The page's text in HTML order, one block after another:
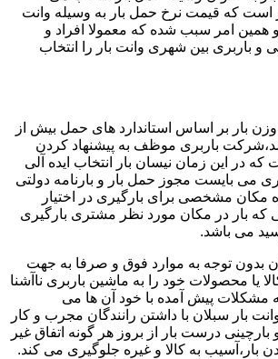
است که قیمت نرخ حمل بار به وسیله وانت
همین امر سبب شده که معمولا افراد و
و باربری بین شهری وانت بار را انتخاب
بار بر اساس استاندارد های حمل بیش از
باربری موظف به پیشنهاد کردن
در این زمان نیسان بار انتخاب ایده آلی
می بایست مجوز حمل بار و بارنامه دولتی
مکان مشخصی برای بارگیری در اختیار
که بار در مکان مورد نظر مشتری بارگیری
می باشد.
بدون توجه به موارد فوق و صرفا به جهت
یا محصولات خود را به ماشین باربری ناآشنا
مشکلات پیش آمده با خود آن ها می
بار سبلان با داشتن رانندگان مجرب و کار
بارچینی درست بار از بروز هر گونه اتفاق غیر
بار،آسیب به کالا و غیره جلوگیری می کند.